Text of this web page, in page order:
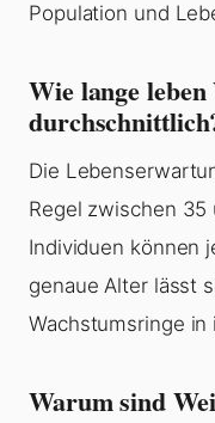
Population und
Wie lange
Die
Regel zwischen 35
Individuen können
genaue Alter lässt
Wachstumsringe
Warum sind